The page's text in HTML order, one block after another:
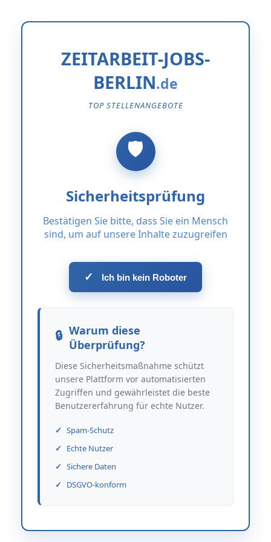
ZEITARBEIT-JOBS-
BERLIN
TOP STELLENANGEBOTE
Sicherheitsprüfung
Bestätigen Sie bitte, dass Sie ein Mensch
sind, um auf unsere Inhalte zuzugreifen
✓ Ich bin kein Roboter
Warum diese
Überprüfung?
Diese Sicherheitsmaßnahme schützt
unsere Plattform vor automatisierten
Zugriffen und gewährleistet die beste
Benutzererfahrung für echte Nutzer.
Spam-Schutz
Echte Nutzer
Sichere Daten
DSGVO-konform